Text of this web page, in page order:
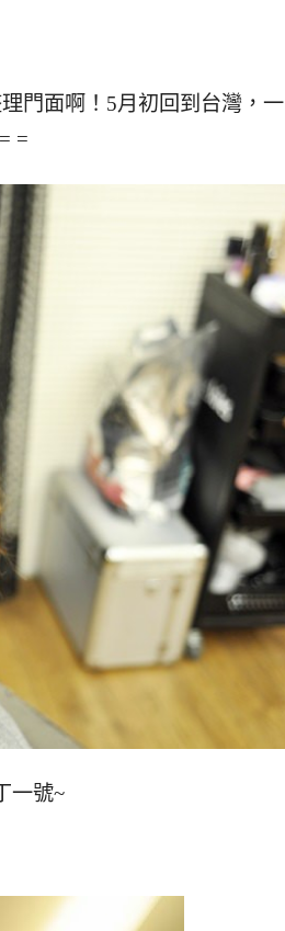
門面啊！5月初回到台灣，一
=
一號~